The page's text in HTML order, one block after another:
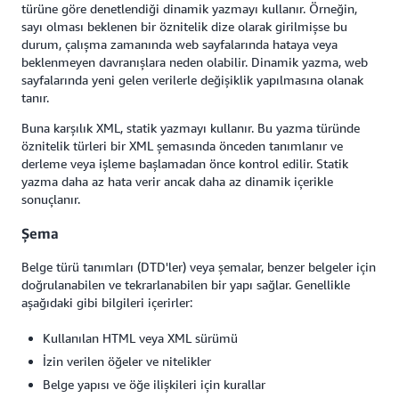
türüne göre denetlendiği dinamik yazmayı kullanır. Örneğin,
sayı olması beklenen bir öznitelik dize olarak girilmişse bu
durum, çalışma zamanında web sayfalarında hataya veya
beklenmeyen davranışlara neden olabilir. Dinamik yazma, web
sayfalarında yeni gelen verilerle değişiklik yapılmasına olanak
tanır.
Buna karşılık XML, statik yazmayı kullanır. Bu yazma türünde
öznitelik türleri bir XML şemasında önceden tanımlanır ve
derleme veya işleme başlamadan önce kontrol edilir. Statik
yazma daha az hata verir ancak daha az dinamik içerikle
sonuçlanır.
Şema
Belge türü tanımları (DTD'ler) veya şemalar, benzer belgeler için
doğrulanabilen ve tekrarlanabilen bir yapı sağlar. Genellikle
aşağıdaki gibi bilgileri içerirler:
Kullanılan HTML veya XML sürümü
İzin verilen öğeler ve nitelikler
Belge yapısı ve öğe ilişkileri için kurallar